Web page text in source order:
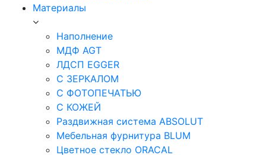
Материалы
Наполнение
МДФ AGT
ЛДСП EGGER
С ЗЕРКАЛОМ
С ФОТОПЕЧАТЬЮ
С КОЖЕЙ
Раздвижная система ABSOLUT
Мебельная фурнитура BLUM
Цветное стекло ORACAL